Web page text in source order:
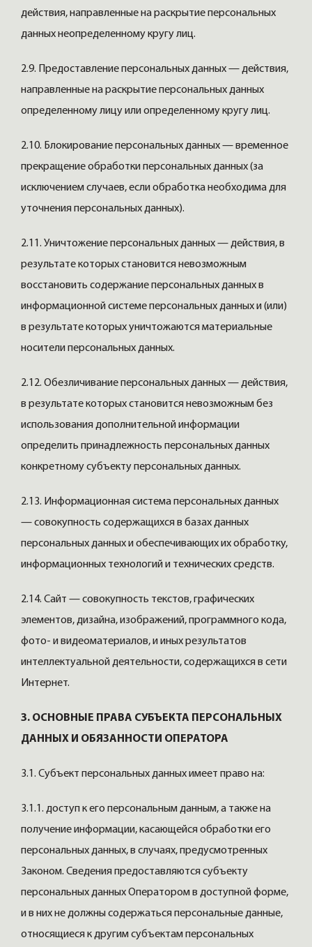
действия, направленные на раскрытие персональных
данных неопределенному кругу лиц.
2.9. Предоставление персональных данных — действия,
направленные на раскрытие персональных данных
определенному лицу или определенному кругу лиц.
2.10. Блокирование персональных данных — временное
прекращение обработки персональных данных (за
исключением случаев, если обработка необходима для
уточнения персональных данных).
2.11. Уничтожение персональных данных — действия, в
результате которых становится невозможным
восстановить содержание персональных данных в
информационной системе персональных данных и (или)
в результате которых уничтожаются материальные
носители персональных данных.
2.12. Обезличивание персональных данных — действия,
в результате которых становится невозможным без
использования дополнительной информации
определить принадлежность персональных данных
конкретному субъекту персональных данных.
2.13. Информационная система персональных данных
— совокупность содержащихся в базах данных
персональных данных и обеспечивающих их обработку,
информационных технологий и технических средств.
2.14. Сайт — совокупность текстов, графических
элементов, дизайна, изображений, программного кода,
фото- и видеоматериалов, и иных результатов
интеллектуальной деятельности, содержащихся в сети
Интернет.
3. ОСНОВНЫЕ ПРАВА СУБЪЕКТА ПЕРСОНАЛЬНЫХ
ДАННЫХ И ОБЯЗАННОСТИ ОПЕРАТОРА
3.1. Субъект персональных данных имеет право на:
3.1.1. доступ к его персональным данным, а также на
получение информации, касающейся обработки его
персональных данных, в случаях, предусмотренных
Законом. Сведения предоставляются субъекту
персональных данных Оператором в доступной форме,
и в них не должны содержаться персональные данные,
относящиеся к другим субъектам персональных